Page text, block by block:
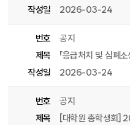
작성일
2026-03-24
번호
공지
제목
「응급처치 및 심폐
작성일
2026-03-24
번호
공지
제목
[대학원 총학생회]